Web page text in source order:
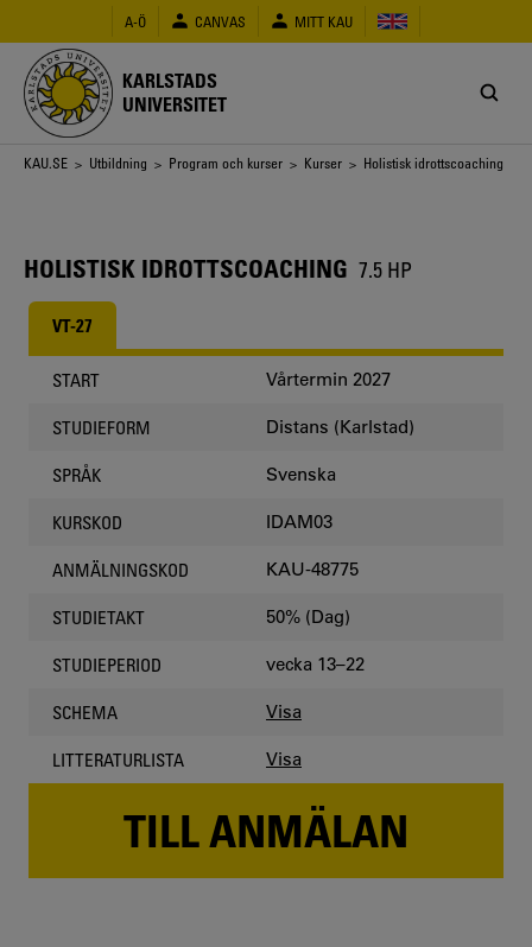
huvudinnehåll
A-Ö CANVAS MITT KAU
KARLSTADS
UNIVERSITET
Länkstig
KAU.SE > Utbildning > Program och kurser > Kurser > Holistisk idrottscoaching
HOLISTISK IDROTTSCOACHING 7.5 HP
VT-27
START Vårtermin 2027
STUDIEFORM Distans (Karlstad)
SPRÅK Svenska
KURSKOD IDAM03
ANMÄLNINGSKOD KAU-48775
STUDIETAKT 50% (Dag)
STUDIEPERIOD vecka 13–22
SCHEMA Visa
LITTERATURLISTA Visa
TILL ANMÄLAN